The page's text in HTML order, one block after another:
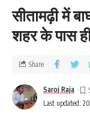
सीतामढ़ी में
शहर के पास
Last updated:
Saroj Raja
Share